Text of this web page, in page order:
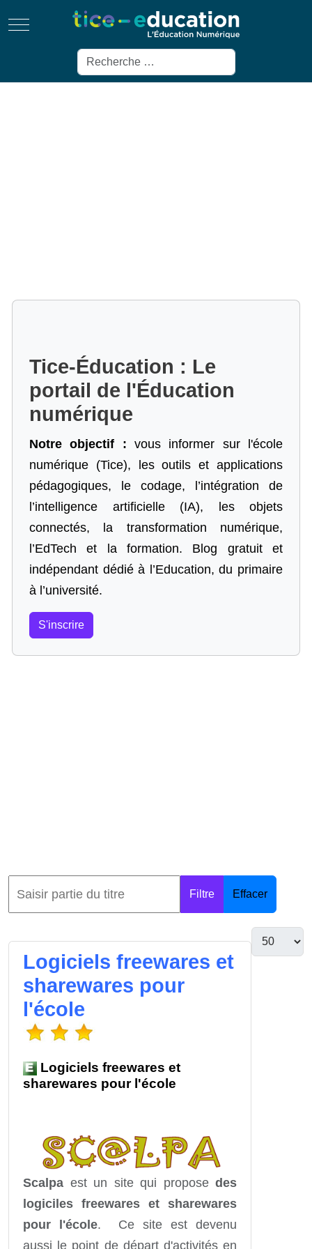
Mobile Menu Toggle
Rechercher
Tice-Éducation : Le
portail de l'Éducation
numérique
Notre objectif : vous informer sur l'école
numérique (Tice), les outils et applications
pédagogiques, le codage,
l’intégration de
l’intelligence artificielle (IA), les objets
connectés, la transformation numérique,
l’EdTech et la formation. Blog gratuit et
indépendant dédié à l’Education, du primaire
à l’université.
S'inscrire
Filtre Effacer
Logiciels freewares et
sharewares pour
l'école
Logiciels freewares et
sharewares pour l'école
Scalpa est un site qui propose des
logiciles freewares et sharewares
pour l'école. Ce site est devenu
aussi le point de départ d'activités en